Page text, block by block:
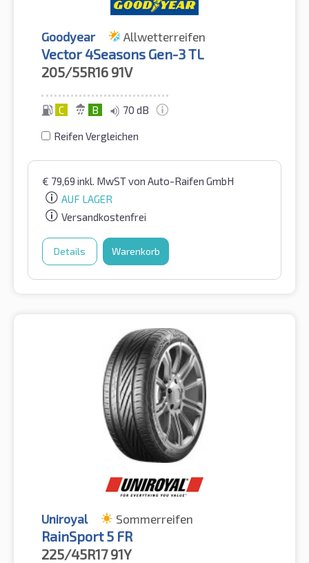
Goodyear Allwetterreifen
Vector 4Seasons Gen-3 TL
205/55R16 91V
C B 70 dB
Reifen Vergleichen
€ 79,69 inkl. MwSTvon Auto-Raifen GmbH
AUF LAGER
Versandkostenfrei
Details Warenkorb
Uniroyal Sommerreifen
RainSport 5 FR
225/45R17 91Y